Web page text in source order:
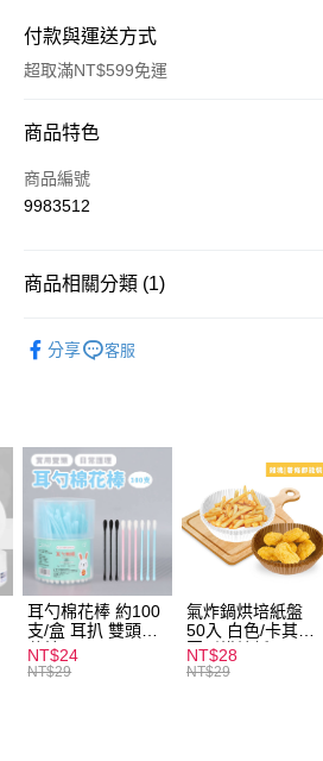
付款與運送方式
超取滿NT$599免運
付款方式
信用卡一次付款
街口支付
運送方式
全家取貨付款
每筆NT$60，滿NT$599(含以上)免運費
付款後全家取貨
每筆NT$60，滿NT$599(含以上)免運費
商品特色
商品編號
9983512
商品相關分類 (1)
分享
客服
耳勺棉花棒 約100
支/盒 耳扒 雙頭棉
花棒
NT$24
NT$29
氣炸鍋烘培紙盤
50入 白色/卡其色
圓形烘焙紙
NT$28
NT$29